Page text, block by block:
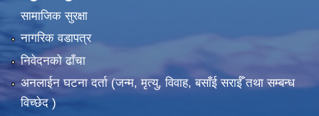
सामाजिक सुरक्षा
नागरिक वडापत्र
निवेदनको ढाँचा
अनलाईन घटना दर्ता (जन्म, मृत्यु, विवाह, बसाँई सराईँ तथा सम्बन्ध
विच्छेद )